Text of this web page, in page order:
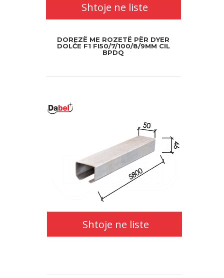
Shtoje ne liste
DOREZË ME ROZETË PËR DYER
DOLČE F1 FI50/7/100/8/9MM CIL
BPDQ
liste
Shtoje ne liste